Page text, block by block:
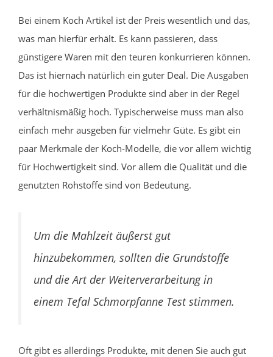
Bei einem Koch Artikel ist der Preis wesentlich und das,
was man hierfür erhält. Es kann passieren, dass
günstigere Waren mit den teuren konkurrieren können.
Das ist hiernach natürlich ein guter Deal. Die Ausgaben
für die hochwertigen Produkte sind aber in der Regel
verhältnismäßig hoch. Typischerweise muss man also
einfach mehr ausgeben für vielmehr Güte. Es gibt ein
paar Merkmale der Koch-Modelle, die vor allem wichtig
für Hochwertigkeit sind. Vor allem die Qualität und die
genutzten Rohstoffe sind von Bedeutung.
Um die Mahlzeit äußerst gut
hinzubekommen, sollten die Grundstoffe
und die Art der Weiterverarbeitung in
einem Tefal Schmorpfanne Test stimmen.
Oft gibt es allerdings Produkte, mit denen Sie auch gut